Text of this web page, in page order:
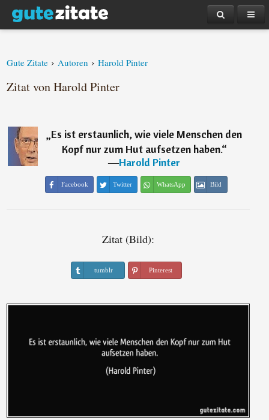
Gute Zitate › Autoren › Harold Pinter
Zitat von Harold Pinter
„Es ist erstaunlich, wie viele Menschen den
Kopf nur zum Hut aufsetzen haben.“
―Harold Pinter
Facebook Twitter WhatsApp Bild
Zitat (Bild):
tumblr Pinterest